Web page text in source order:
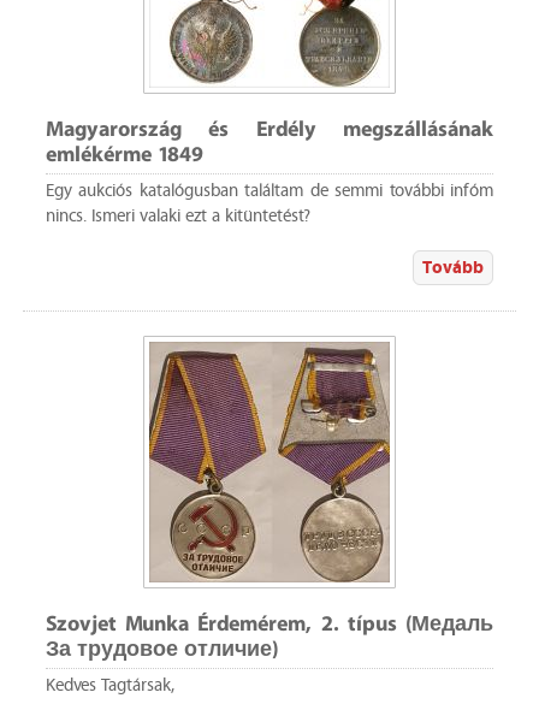
Magyarország és Erdély megszállásának
emlékérme 1849
Egy aukciós katalógusban találtam de semmi további infóm
nincs. Ismeri valaki ezt a kitüntetést?
Tovább
Szovjet Munka Érdemérem, 2. típus (Медаль
За трудовое отличие)
Kedves Tagtársak,